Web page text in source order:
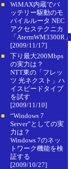
■
WiMAX内蔵でバ
ッテリー駆動のモ
バイルルータ NEC
アクセステクニカ
「AtermWM3300R」
[2009/11/17]
■
下り最大200Mbps
の実力は？
NTT東の「フレッ
ツ 光ネクスト」ハ
イスピードタイプ
を試す
[2009/11/10]
■
“Windows 7
Server”としての実
力は？
Windows 7のネッ
トワーク機能を検
証する
[2009/10/27]